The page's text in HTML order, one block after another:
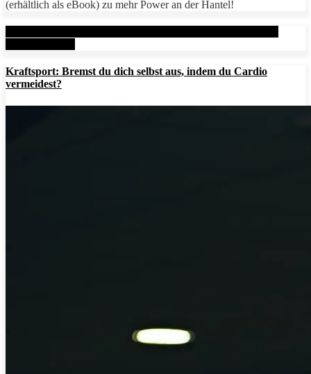
(erhältlich als eBook) zu mehr Power an der Hantel!
Kraftsport: Bremst du dich selbst aus, indem du Cardio
vermeidest?